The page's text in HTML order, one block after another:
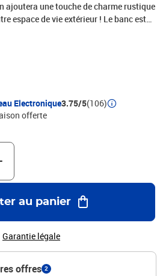
ajoutera une touche de charme rustique
espace de vie extérieur ! Le banc est
de haute qualité, un bois dur
de salon a une couleur chaude et est
De plus, la livraison comprend des
avec rembourrage épais pour un
peut être combinée avec d’autres
afin que le client puisse créer son
du coussin : gris
massif avec finition à l'huile, tissu
: 114,5 x 60,5 x 81 cm (l x P x
du sol : 34 cmHauteur de l'accoudoir à
coussin de dossier : 54 x 47 x 15 cm (l
est requisLa
de jardin2 x coussin de siège2 x
Electronique3.75/5(106)
offerte
au panier
Garantie légale
offres 2